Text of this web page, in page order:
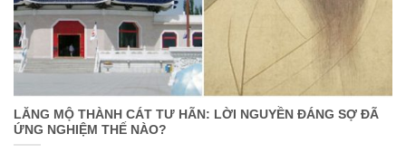
LĂNG MỘ THÀNH CÁT TƯ HÃN: LỜI NGUYỀN ĐÁNG SỢ ĐÃ
ỨNG NGHIỆM THẾ NÀO?